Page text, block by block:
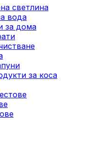
светлина
вода
за дома
за коса